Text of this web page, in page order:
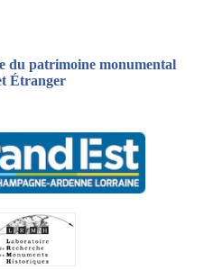
du patrimoine monumental
Étranger